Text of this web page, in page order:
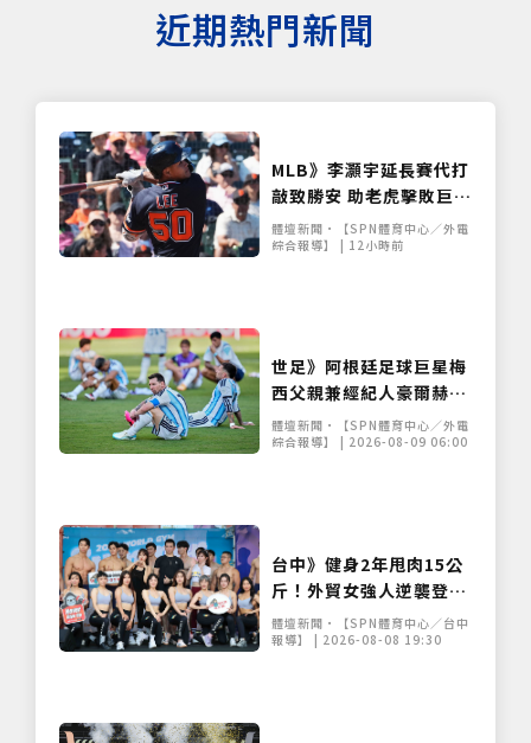
近期熱門新聞
MLB》李灝宇延長賽代打
敲致勝安 助老虎擊敗巨人
距台將紀錄僅差3安
體壇新聞•【SPN體育中心／外電
綜合報導】 | 12小時前
世足》阿根廷足球巨星梅
西父親兼經紀人豪爾赫去
世 享壽68歲
體壇新聞•【SPN體育中心／外電
綜合報導】 | 2026-08-09 06:00
台中》健身2年甩肉15公
斤！外貿女強人逆襲登台
展堅實體態 World Gym
盛事移師台中開戰
體壇新聞•【SPN體育中心／台中
報導】 | 2026-08-08 19:30